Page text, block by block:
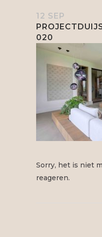
12 SEP
020
Sorry, het is niet
reageren.